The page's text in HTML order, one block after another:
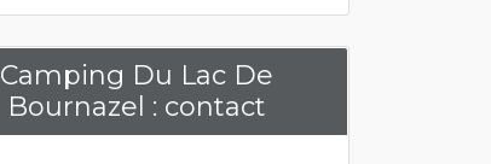
Camping Du Lac De
Bournazel : contact